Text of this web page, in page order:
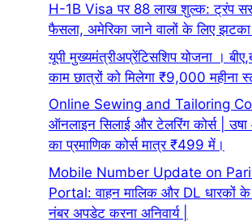
H-1B Visa पर 88 लाख शुल्क: ट्रंप
फैसला, अमेरिका जाने वालों के लिए
यूपी मुख्यमंत्रीअप्रेंटिसशिप योजना ।
काम छात्रों को मिलेगा ₹9,000 महीना
Online Sewing and Tailoring
ऑनलाइन सिलाई और टेलरिंग कोर्स |
का प्रमाणिक कोर्स मात्र ₹499 में।
Mobile Number Update on
Portal: वाहन मालिक और DL धारकों के
नंबर अपडेट करना अनिवार्य |